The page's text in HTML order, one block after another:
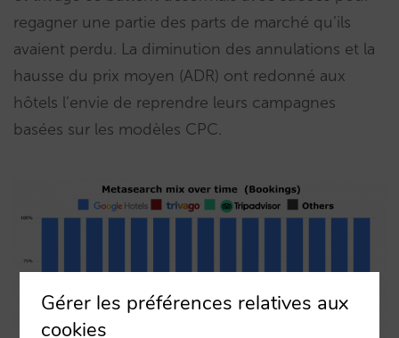
regagner une partie des parts de marché qu’ils
avaient perdu. La diminution des annulations et la
hausse du prix moyen (ADR) ont redonné aux
hôtels l’envie de reprendre leurs campagnes
basées sur les modèles CPC.
Gérer les préférences relatives aux
cookies